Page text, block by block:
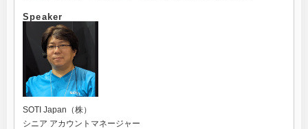
Speaker
SOTI Japan（株）
シニア アカウントマネージャー